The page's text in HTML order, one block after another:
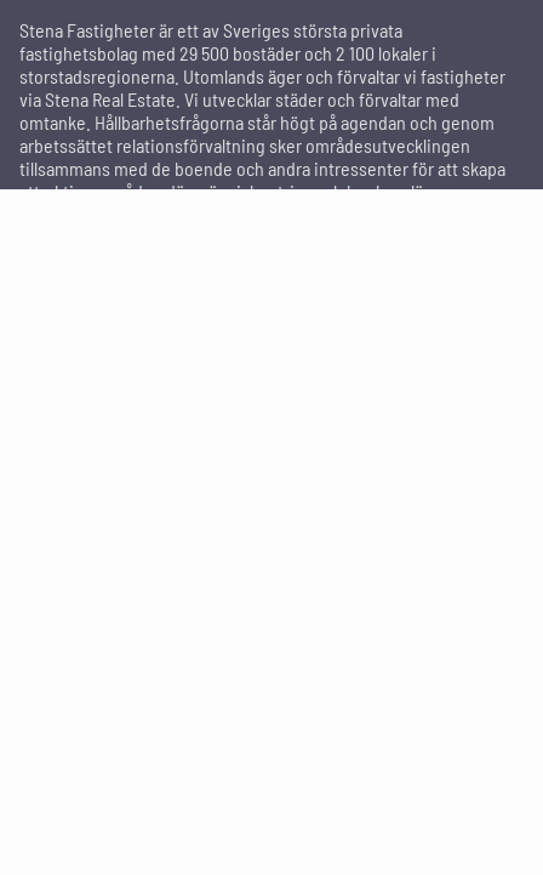
Stena Fastigheter är ett av Sveriges största privata
fastighetsbolag med 29 500 bostäder och 2 100 lokaler i
storstadsregionerna. Utomlands äger och förvaltar vi fastigheter
via Stena Real Estate. Vi utvecklar städer och förvaltar med
omtanke. Hållbarhetsfrågorna står högt på agendan och genom
arbetssättet relationsförvaltning sker områdesutvecklingen
tillsammans med de boende och andra intressenter för att skapa
attraktiva områden där människor trivs och bor kvar länge.